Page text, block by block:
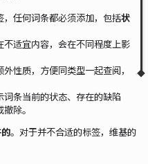
Hoax
▲ ▼
，任何词条都必须添加，包括状
不适宜内容，会在不同程度上影
性质，方便同类型一起查阅，
条当前的状态、存在的缺陷
除。
。对于并不合适的标签，维基的